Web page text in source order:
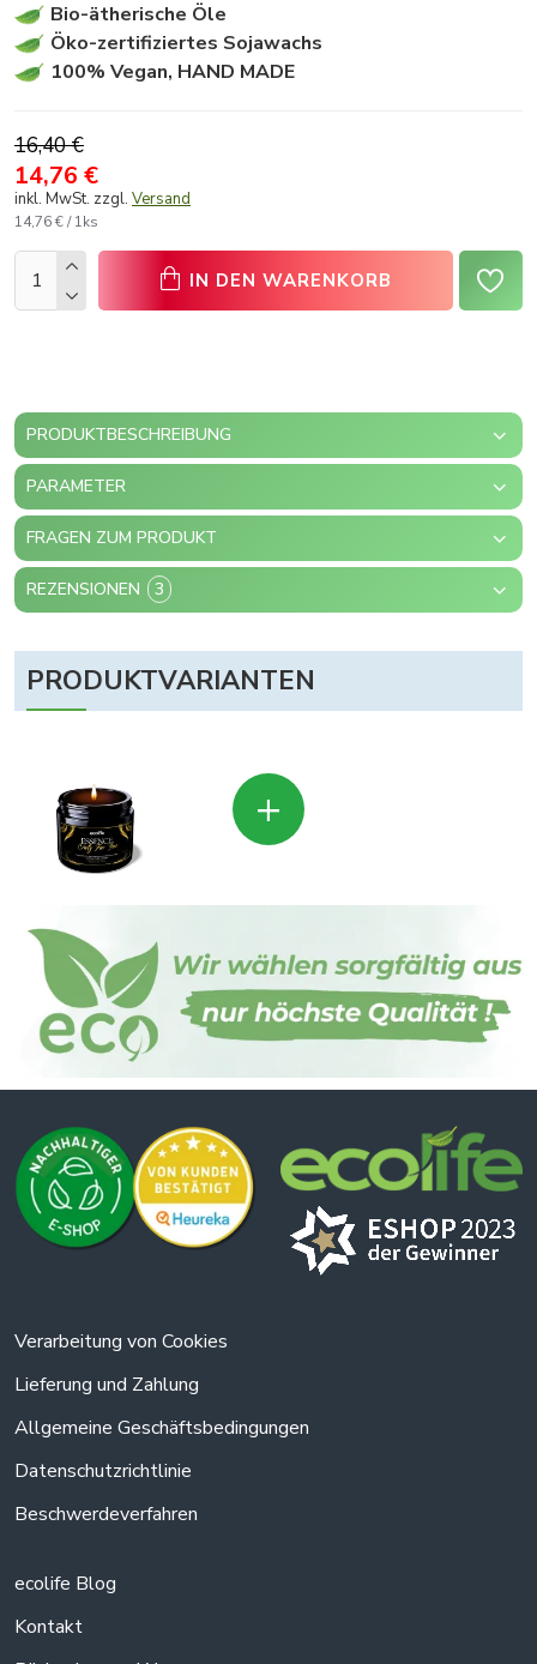
14,76 €
16,40 €
inkl. MwSt. zzgl. Versand
14,76 € / 1ks
Bio-ätherische Öle
Öko-zertifiziertes Sojawachs
100% Vegan, HAND MADE
IN DEN WARENKORB
PRODUKTBESCHREIBUNG
PARAMETER
FRAGEN ZUM PRODUKT
REZENSIONEN 3
PRODUKTVARIANTEN
+
Verarbeitung von Cookies
Lieferung und Zahlung
Allgemeine Geschäftsbedingungen
Datenschutzrichtlinie
Beschwerdeverfahren
ecolife Blog
Kontakt